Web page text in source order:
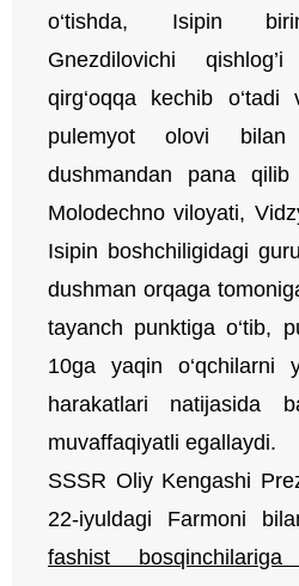
o‘tishda, Isipin
Gnezdilovichi
qirg‘oqqa kechib o‘tadi
pulemyot olovi bilan
dushmandan pana
Molodechno viloyati,
Isipin boshchiligidagi
dushman orqaga
tayanch punktiga o‘tib,
10ga yaqin o‘qchilarni
harakatlari natijasida
muvaffaqiyatli egallaydi.
SSSR Oliy Kengashi
22-iyuldagi Farmoni
fashist